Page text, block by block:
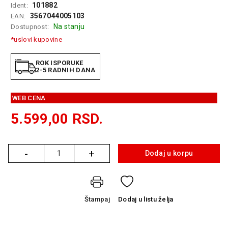
GAMING
EELEKTRO
ZAŠTITA
SOLARNI
SISTEMI
OPREMA
ŠTAMPAČI,
FOTOAPARATI
Ident: 101882
EAN: 3567044005103
Dostupnost: Na stanju
*uslovi kupovine
ROK ISPORUKE
2-5 RADNIH DANA
WEB CENA
5.599,00 RSD.
-
Količina + Dodaj u korpu
Štampaj Dodaj u listu želja